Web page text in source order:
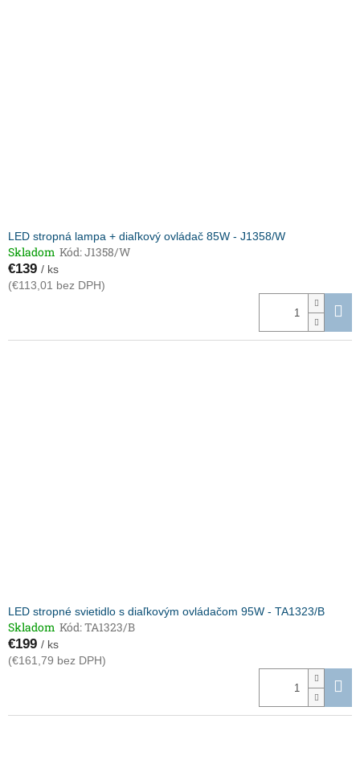
LED stropná lampa + diaľkový ovládač 85W - J1358/W
Skladom Kód:J1358/W
€139 / ks
(€113,01 bez DPH)
LED stropné svietidlo s diaľkovým ovládačom 95W - TA1323/B
Skladom Kód:TA1323/B
€199 / ks
(€161,79 bez DPH)